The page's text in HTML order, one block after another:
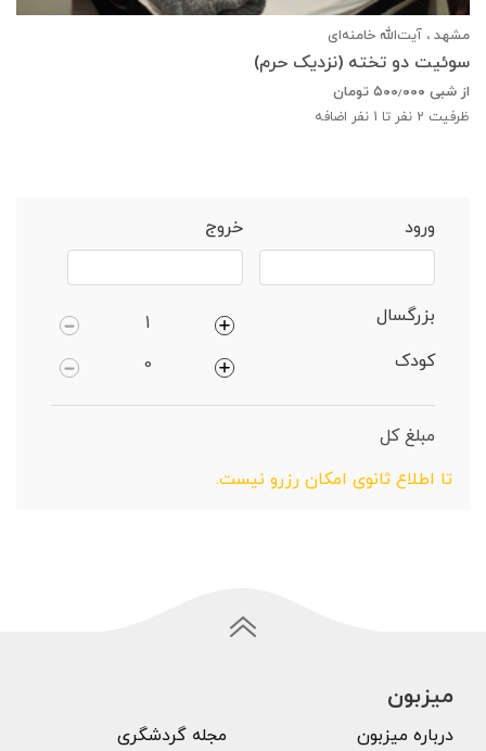
مشهد ، آیت‌الله خامنه‌ای
سوئیت دو تخته (نزدیک حرم)
از شبی ۵۰۰٫۰۰۰ تومان
ظرفیت 2 نفر تا 1 نفر اضافه
ورود
خروج
بزرگسال
کودک
مبلغ کل
تا اطلاع ثانوی امکان رزرو نیست.
میزبون
درباره میزبون
مجله گردشگری